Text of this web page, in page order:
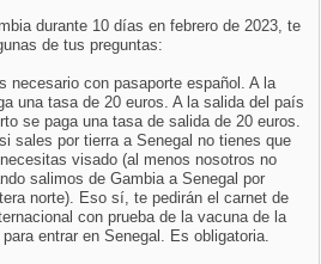
durante 10 días en febrero de 2023, te
de tus preguntas:
necesario con pasaporte español. A la
una tasa de 20 euros. A la salida del país
se paga una tasa de salida de 20 euros.
sales por tierra a Senegal no tienes que
visado (al menos nosotros no
salimos de Gambia a Senegal por
norte). Eso sí, te pedirán el carnet de
con prueba de la vacuna de la
entrar en Senegal. Es obligatoria.